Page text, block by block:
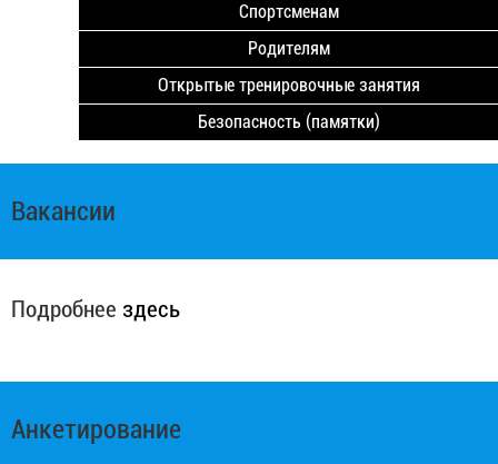
Спортсменам
Родителям
Открытые тренировочные занятия
Безопасность (памятки)
Вакансии
Подробнее здесь
Анкетирование